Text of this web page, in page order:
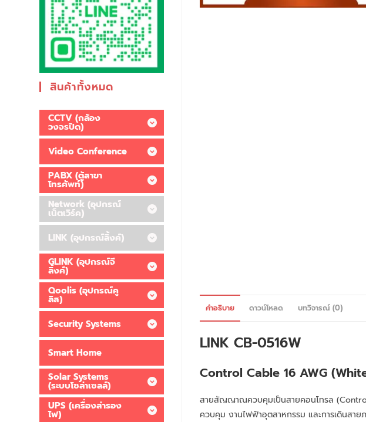
คำอธิบาย ดาวน์โหลด บทวิจารณ์ (0)
LINK CB-0516W
Control Cable 16 AWG
สายสัญญาณควบคุมเป็นสายคอนโทรล (Control
ควบคุม งานไฟฟ้าอุตสาหกรรม และการเดินสาย
สินค้าทั้งหมด
CCTV (กล้อง
วงจรปิด)
Video Conference
PABX (ตู้สาขา
โทรศัพท์)
Network (อุปกรณ์
เน็ตเวิร์ค)
LINK (อุปกรณ์ลิ้งค์)
GLINK (อุปกรณ์จี
ลิ้งค์)
Qoolis (อุปกรณ์คู
ลิส)
Security Systems
Smart Home
Solar Systems
(ระบบโซล่าเซลล์)
UPS (เครื่องสำรอง
ไฟ)